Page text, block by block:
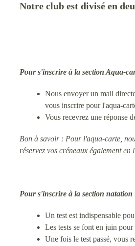
Notre club est divisé en
Pour s'inscrire à la section Aqua-
Nous envoyer un mail
vous inscrire pour l'aqua-
Vous recevrez une réponse
Bon à savoir : Pour l'aqua-carte,
réservez vos créneaux également en
Pour s'inscrire à la section natation
Un test est indispensable
Les tests se font en juin
Une fois le test passé, vous